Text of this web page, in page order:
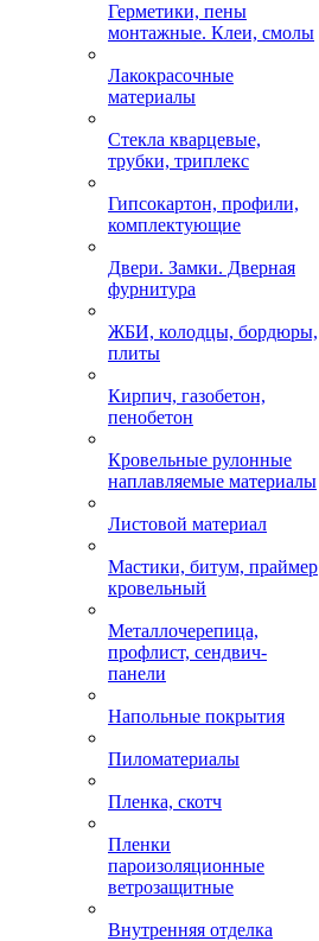
Герметики, пены
монтажные. Клеи, смолы
Лакокрасочные
материалы
Стекла кварцевые,
трубки, триплекс
Гипсокартон, профили,
комплектующие
Двери. Замки. Дверная
фурнитура
ЖБИ, колодцы, бордюры,
плиты
Кирпич, газобетон,
пенобетон
Кровельные рулонные
наплавляемые материалы
Листовой материал
Мастики, битум, праймер
кровельный
Металлочерепица,
профлист, сендвич-
панели
Напольные покрытия
Пиломатериалы
Пленка, скотч
Пленки
пароизоляционные
ветрозащитные
Внутренняя отделка